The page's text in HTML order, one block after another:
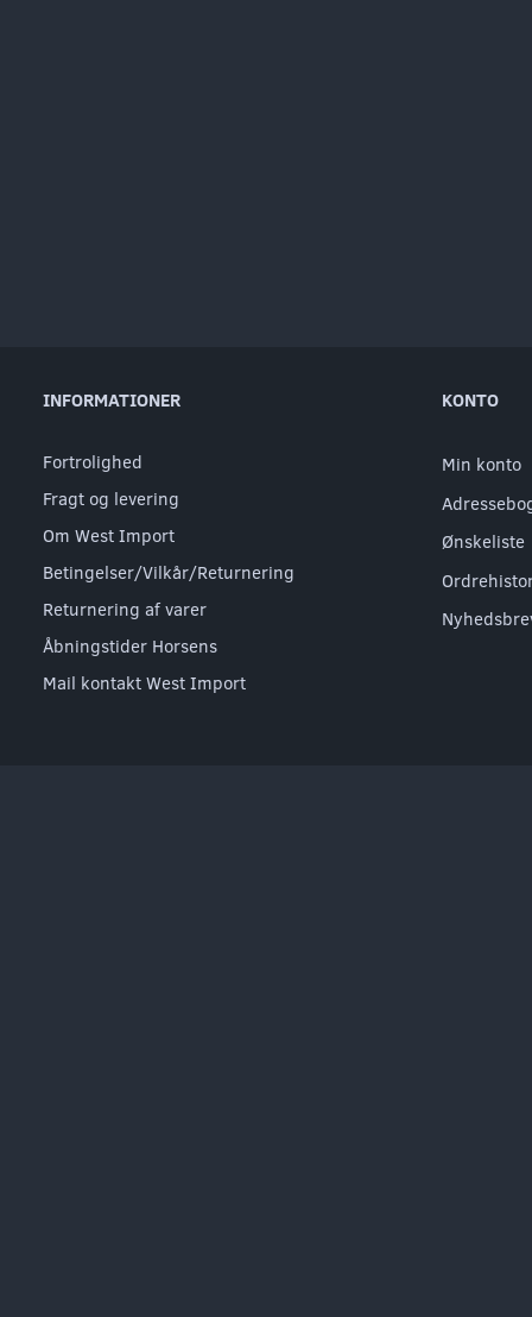
INFORMATIONER
Fortrolighed
Fragt og levering
Om West Import
Betingelser/Vilkår/Returnering
Returnering af varer
Åbningstider Horsens
Mail kontakt West Import
KONTO
Min konto
Ønskeliste